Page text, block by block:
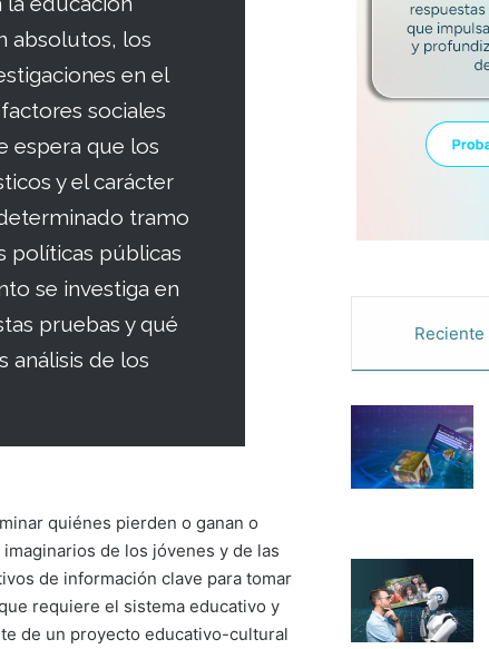
absolutos, los
en el
sociales
espera que los
y el carácter
tramo
políticas públicas
se investiga en
pruebas y qué
análisis de los
quiénes pierden o ganan o
de los jóvenes y de las
de información clave para tomar
requiere el sistema educativo y
de un proyecto educativo-cultural
Reciente